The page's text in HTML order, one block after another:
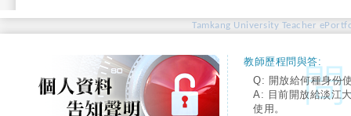
Tamkang University Teacher
教師歷程問與答:
Q: 開放給何種身份
A: 目前開放給淡江
使用。